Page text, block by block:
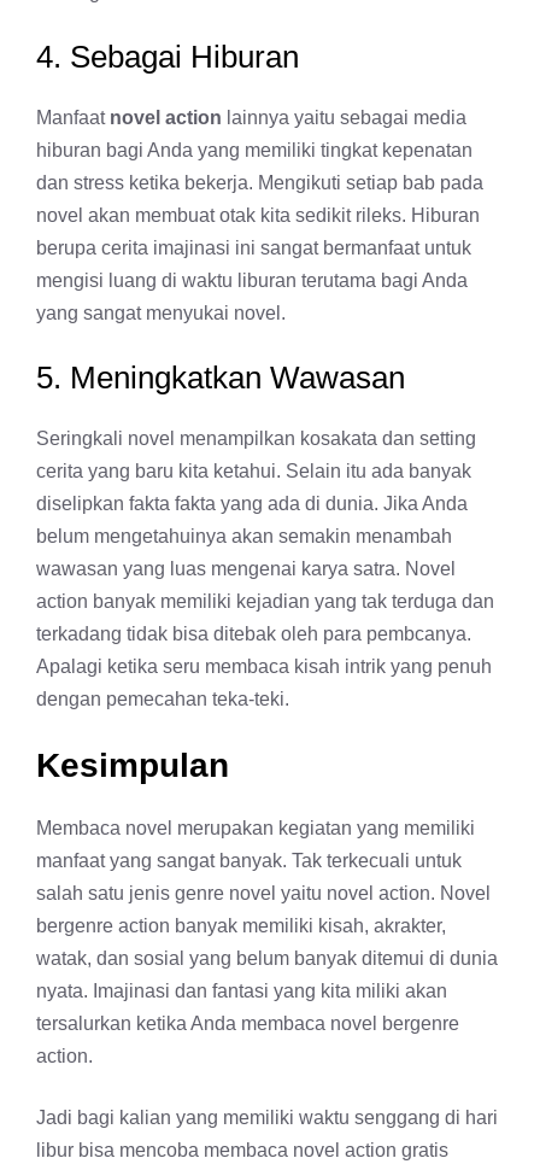
4. Sebagai Hiburan
Manfaat novel action lainnya yaitu sebagai media
hiburan bagi Anda yang memiliki tingkat kepenatan
dan stress ketika bekerja. Mengikuti setiap bab pada
novel akan membuat otak kita sedikit rileks. Hiburan
berupa cerita imajinasi ini sangat bermanfaat untuk
mengisi luang di waktu liburan terutama bagi Anda
yang sangat menyukai novel.
5. Meningkatkan Wawasan
Seringkali novel menampilkan kosakata dan setting
cerita yang baru kita ketahui. Selain itu ada banyak
diselipkan fakta fakta yang ada di dunia. Jika Anda
belum mengetahuinya akan semakin menambah
wawasan yang luas mengenai karya satra. Novel
action banyak memiliki kejadian yang tak terduga dan
terkadang tidak bisa ditebak oleh para pembcanya.
Apalagi ketika seru membaca kisah intrik yang penuh
dengan pemecahan teka-teki.
Kesimpulan
Membaca novel merupakan kegiatan yang memiliki
manfaat yang sangat banyak. Tak terkecuali untuk
salah satu jenis genre novel yaitu novel action. Novel
bergenre action banyak memiliki kisah, akrakter,
watak, dan sosial yang belum banyak ditemui di dunia
nyata. Imajinasi dan fantasi yang kita miliki akan
tersalurkan ketika Anda membaca novel bergenre
action.
Jadi bagi kalian yang memiliki waktu senggang di hari
libur bisa mencoba membaca novel action gratis